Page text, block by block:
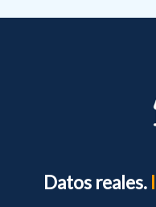
Datos reales.